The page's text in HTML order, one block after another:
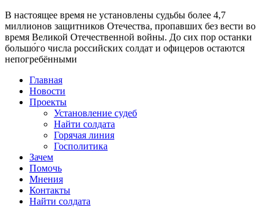
В настоящее время не установлены судьбы более 4,7
миллионов защитников Отечества, пропавших без вести во
время Великой Отечественной войны. До сих пор останки
большо́го числа российских солдат и офицеров остаются
непогребёнными
Главная
Новости
Проекты
Установление судеб
Найти солдата
Горячая линия
Госполитика
Зачем
Помочь
Мнения
Контакты
Найти солдата